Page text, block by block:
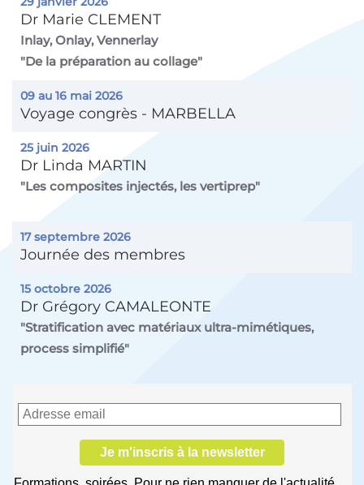
Dr Marie CLEMENT
Inlay, Onlay, Vennerlay
"De la préparation au collage"
09 au 16 mai 2026
Voyage congrès - MARBELLA
25 juin 2026
Dr Linda MARTIN
"Les composites injectés, les vertiprep"
17 septembre 2026
Journée des membres
15 octobre 2026
Dr Grégory CAMALEONTE
"Stratification avec matériaux ultra-mimétiques,
process simplifié"